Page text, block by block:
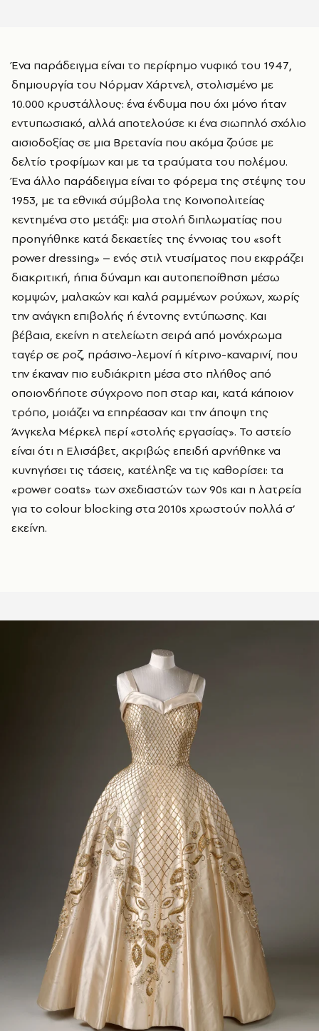
Ένα παράδειγμα είναι το περίφημο νυφικό του 1947,
δημιουργία του Νόρμαν Χάρτνελ, στολισμένο με
10.000 κρυστάλλους: ένα ένδυμα που όχι μόνο ήταν
εντυπωσιακό, αλλά αποτελούσε κι ένα σιωπηλό σχόλιο
αισιοδοξίας σε μια Βρετανία που ακόμα ζούσε με
δελτίο τροφίμων και με τα τραύματα του πολέμου.
Ένα άλλο παράδειγμα είναι το φόρεμα της στέψης του
1953, με τα εθνικά σύμβολα της Κοινοπολιτείας
κεντημένα στο μετάξι: μια στολή διπλωματίας που
προηγήθηκε κατά δεκαετίες της έννοιας του «soft
power dressing» – ενός στιλ ντυσίματος που εκφράζει
διακριτική, ήπια δύναμη και αυτοπεποίθηση μέσω
κομψών, μαλακών και καλά ραμμένων ρούχων, χωρίς
την ανάγκη επιβολής ή έντονης εντύπωσης. Και
βέβαια, εκείνη η ατελείωτη σειρά από μονόχρωμα
ταγέρ σε ροζ, πράσινο-λεμονί ή κίτρινο-καναρινί, που
την έκαναν πιο ευδιάκριτη μέσα στο πλήθος από
οποιονδήποτε σύγχρονο ποπ σταρ και, κατά κάποιον
τρόπο, μοιάζει να επηρέασαν και την άποψη της
Άνγκελα Μέρκελ περί «στολής εργασίας». Το αστείο
είναι ότι η Ελισάβετ, ακριβώς επειδή αρνήθηκε να
κυνηγήσει τις τάσεις, κατέληξε να τις καθορίσει: τα
«power coats» των σχεδιαστών των 90s και η λατρεία
για το colour blocking στα 2010s χρωστούν πολλά σ’
εκείνη.